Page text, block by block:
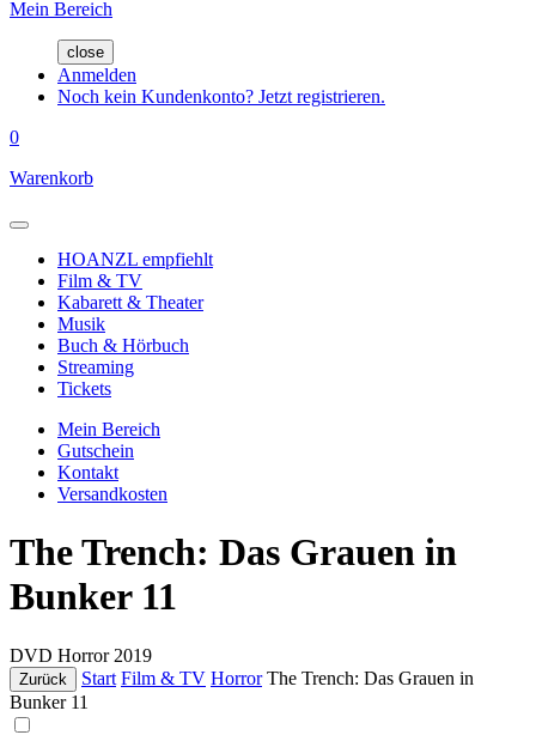
Mein Bereich
close
Anmelden
Noch kein Kundenkonto? Jetzt registrieren.
0
Warenkorb
HOANZL empfiehlt
Film & TV
Kabarett & Theater
Musik
Buch & Hörbuch
Streaming
Tickets
Mein Bereich
Gutschein
Kontakt
Versandkosten
The Trench: Das Grauen in
Bunker 11
DVD Horror 2019
Zurück Start Film & TV Horror The Trench: Das Grauen in
Bunker 11